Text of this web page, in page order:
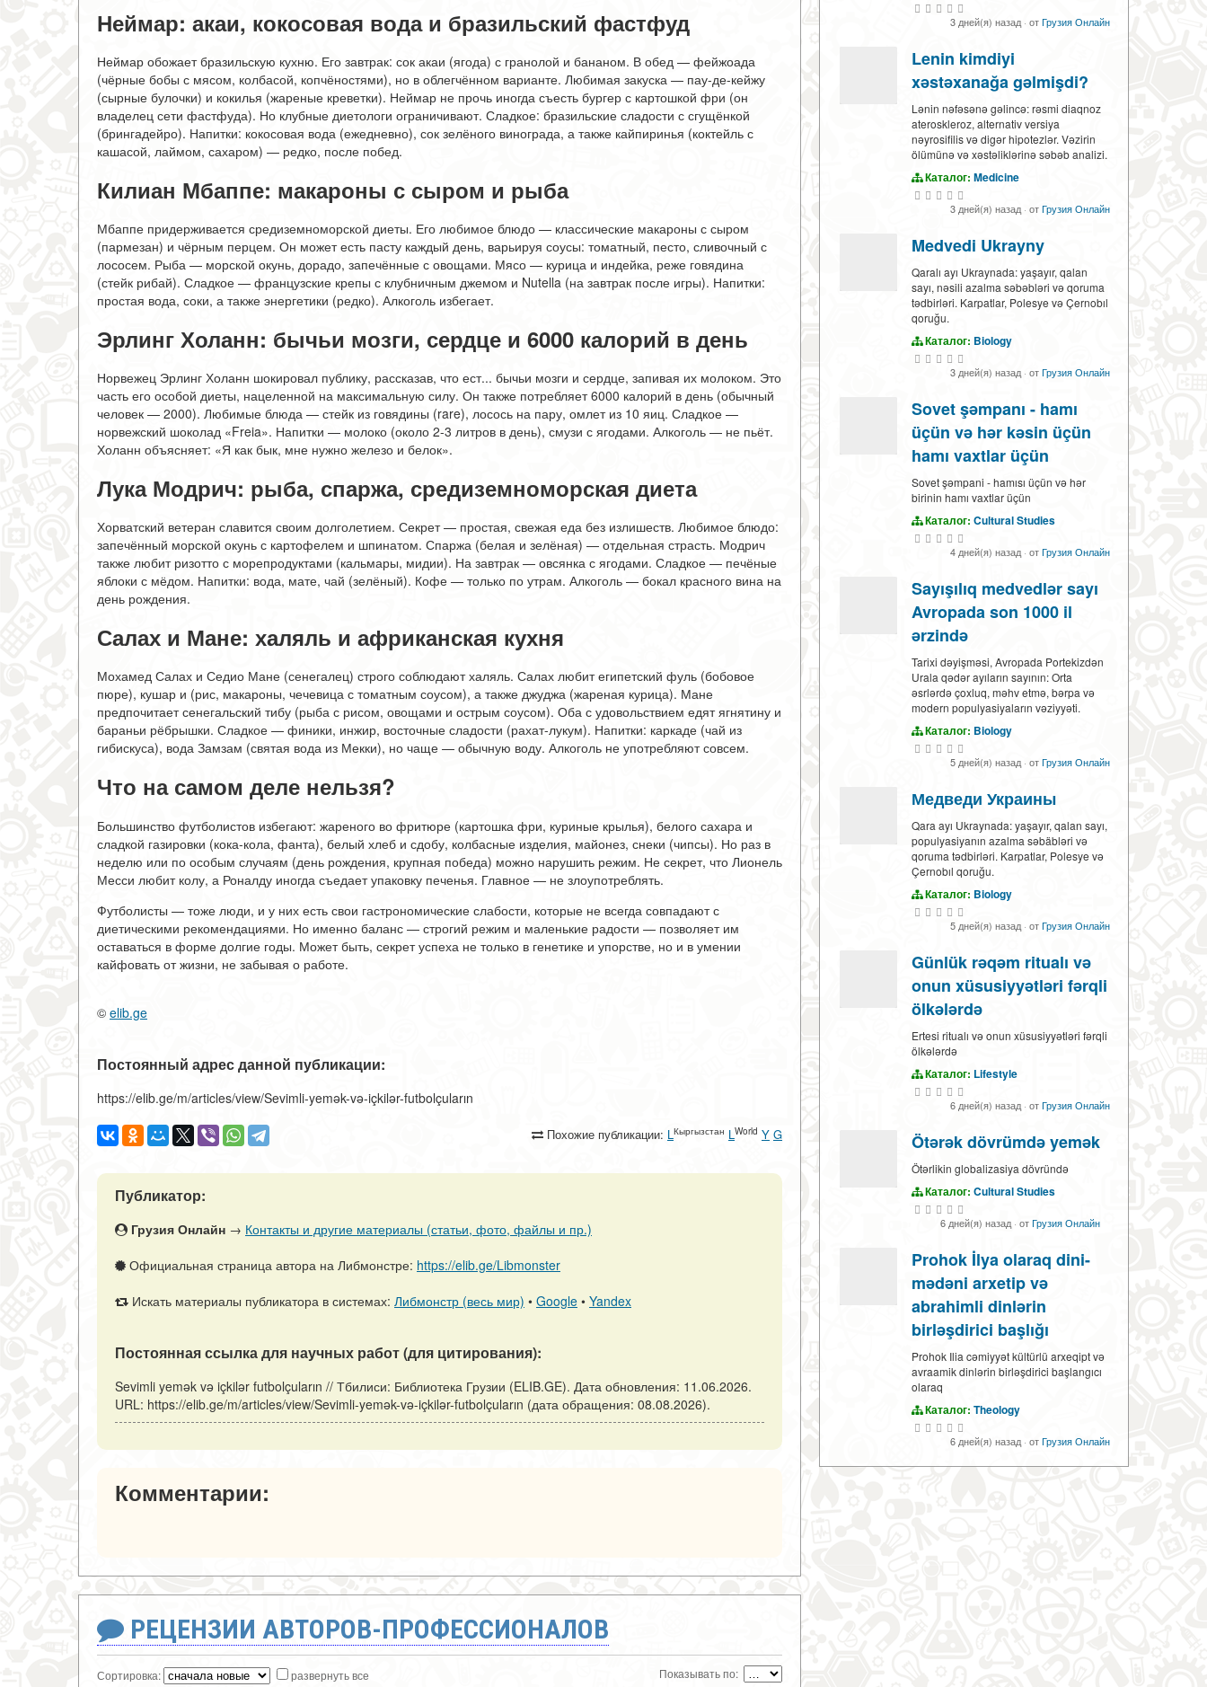
Неймар: акаи, кокосовая вода и бразильский фастфуд
Неймар обожает бразильскую кухню. Его завтрак: сок акаи (ягода) с гранолой и бананом. В обед — фейжоада
(чёрные бобы с мясом, колбасой, копчёностями), но в облегчённом варианте. Любимая закуска — пау-де-кейжу
(сырные булочки) и кокилья (жареные креветки). Неймар не прочь иногда съесть бургер с картошкой фри (он
владелец сети фастфуда). Но клубные диетологи ограничивают. Сладкое: бразильские сладости с сгущёнкой
(брингадейро). Напитки: кокосовая вода (ежедневно), сок зелёного винограда, а также кайпиринья (коктейль с
кашасой, лаймом, сахаром) — редко, после побед.
Килиан Мбаппе: макароны с сыром и рыба
Мбаппе придерживается средиземноморской диеты. Его любимое блюдо — классические макароны с сыром
(пармезан) и чёрным перцем. Он может есть пасту каждый день, варьируя соусы: томатный, песто, сливочный с
лососем. Рыба — морской окунь, дорадо, запечённые с овощами. Мясо — курица и индейка, реже говядина
(стейк рибай). Сладкое — французские крепы с клубничным джемом и Nutella (на завтрак после игры). Напитки:
простая вода, соки, а также энергетики (редко). Алкоголь избегает.
Эрлинг Холанн: бычьи мозги, сердце и 6000 калорий в день
Норвежец Эрлинг Холанн шокировал публику, рассказав, что ест... бычьи мозги и сердце, запивая их молоком. Это
часть его особой диеты, нацеленной на максимальную силу. Он также потребляет 6000 калорий в день (обычный
человек — 2000). Любимые блюда — стейк из говядины (rare), лосось на пару, омлет из 10 яиц. Сладкое —
норвежский шоколад «Freia». Напитки — молоко (около 2-3 литров в день), смузи с ягодами. Алкоголь — не пьёт.
Холанн объясняет: «Я как бык, мне нужно железо и белок».
Лука Модрич: рыба, спаржа, средиземноморская диета
Хорватский ветеран славится своим долголетием. Секрет — простая, свежая еда без излишеств. Любимое блюдо:
запечённый морской окунь с картофелем и шпинатом. Спаржа (белая и зелёная) — отдельная страсть. Модрич
также любит ризотто с морепродуктами (кальмары, мидии). На завтрак — овсянка с ягодами. Сладкое — печёные
яблоки с мёдом. Напитки: вода, мате, чай (зелёный). Кофе — только по утрам. Алкоголь — бокал красного вина на
день рождения.
Салах и Мане: халяль и африканская кухня
Мохамед Салах и Седио Мане (сенегалец) строго соблюдают халяль. Салах любит египетский фуль (бобовое
пюре), кушар и (рис, макароны, чечевица с томатным соусом), а также джуджа (жареная курица). Мане
предпочитает сенегальский тибу (рыба с рисом, овощами и острым соусом). Оба с удовольствием едят ягнятину и
бараньи рёбрышки. Сладкое — финики, инжир, восточные сладости (рахат-лукум). Напитки: каркаде (чай из
гибискуса), вода Замзам (святая вода из Мекки), но чаще — обычную воду. Алкоголь не употребляют совсем.
Что на самом деле нельзя?
Большинство футболистов избегают: жареного во фритюре (картошка фри, куриные крылья), белого сахара и
сладкой газировки (кока-кола, фанта), белый хлеб и сдобу, колбасные изделия, майонез, снеки (чипсы). Но раз в
неделю или по особым случаям (день рождения, крупная победа) можно нарушить режим. Не секрет, что Лионель
Месси любит колу, а Роналду иногда съедает упаковку печенья. Главное — не злоупотреблять.
Футболисты — тоже люди, и у них есть свои гастрономические слабости, которые не всегда совпадают с
диетическими рекомендациями. Но именно баланс — строгий режим и маленькие радости — позволяет им
оставаться в форме долгие годы. Может быть, секрет успеха не только в генетике и упорстве, но и в умении
кайфовать от жизни, не забывая о работе.
© elib.ge
Постоянный адрес данной публикации:
https://elib.ge/m/articles/view/Sevimli-yemək-və-içkilər-futbolçuların
Похожие публикации: LКыргызстан LWorld Y G
Публикатор:
Грузия Онлайн → Контакты и другие материалы (статьи, фото, файлы и пр.)
Официальная страница автора на Либмонстре: https://elib.ge/Libmonster
Искать материалы публикатора в системах: Либмонстр (весь мир) • Google • Yandex
Постоянная ссылка для научных работ (для цитирования):
Sevimli yemək və içkilər futbolçuların // Тбилиси: Библиотека Грузии (ELIB.GE). Дата обновления: 11.06.2026.
URL: https://elib.ge/m/articles/view/Sevimli-yemək-və-içkilər-futbolçuların (дата обращения: 08.08.2026).
Комментарии:
РЕЦЕНЗИИ АВТОРОВ-ПРОФЕССИОНАЛОВ
Сортировка: развернуть все Показывать по:
3 дней(я) назад· отГрузия Онлайн
Lenin kimdiyi
xəstəxanağa gəlmişdi?
Lənin nəfəsənə gəlincə: rəsmi diaqnoz
ateroskleroz, alternativ versiya
nəyrosifilis və digər hipotezlər. Vəzirin
ölümünə və xəstəliklərinə səbəb analizi.
Каталог: Medicine
3 дней(я) назад· от Грузия Онлайн
Medvedi Ukrayny
Qaralı ayı Ukraynada: yaşayır, qalan
sayı, nəsili azalma səbəbləri və qoruma
tədbirləri. Karpatlar, Polesye və Çernobıl
qoruğu.
Каталог: Biology
3 дней(я) назад· отГрузия Онлайн
Sovet şəmpanı - hamı
üçün və hər kəsin üçün
hamı vaxtlar üçün
Sovet şəmpani - hamısı üçün və hər
birinin hamı vaxtlar üçün
Каталог: Cultural Studies
4 дней(я) назад· отГрузия Онлайн
Sayışılıq medvedlər sayı
Avropada son 1000 il
ərzində
Tarixi dəyişməsi, Avropada Portekizdən
Urala qədər ayıların sayının: Orta
əsrlərdə çoxluq, məhv etmə, bərpa və
modern populyasiyaların vəziyyəti.
Каталог: Biology
5 дней(я) назад· отГрузия Онлайн
Медведи Украины
Qara ayı Ukraynada: yaşayır, qalan sayı,
populyasiyanın azalma səbäbləri və
qoruma tədbirləri. Karpatlar, Polesye və
Çernobıl qoruğu.
Каталог: Biology
5 дней(я) назад· отГрузия Онлайн
Günlük rəqəm ritualı və
onun xüsusiyyətləri fərqli
ölkələrdə
Ertesi ritualı və onun xüsusiyyətləri fərqli
ölkələrdə
Каталог: Lifestyle
6 дней(я) назад· отГрузия Онлайн
Ötərək dövrümdə yemək
Ötərlikin globalizasiya dövründə
Каталог: Cultural Studies
6 дней(я) назад· отГрузия Онлайн
Prohok İlya olaraq dini-
mədəni arxetip və
abrahimli dinlərin
birləşdirici başlığı
Prohok Ilia cəmiyyət kültürlü arxeqipt və
avraamik dinlərin birləşdirici başlangıcı
olaraq
Каталог: Theology
6 дней(я) назад· отГрузия Онлайн